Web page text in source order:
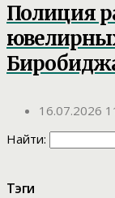
Полиция
16.07.2026
Найти:
Тэги